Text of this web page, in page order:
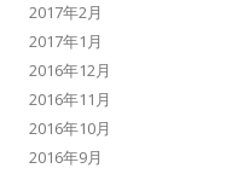
2017年2月
2017年1月
2016年12月
2016年11月
2016年10月
2016年9月